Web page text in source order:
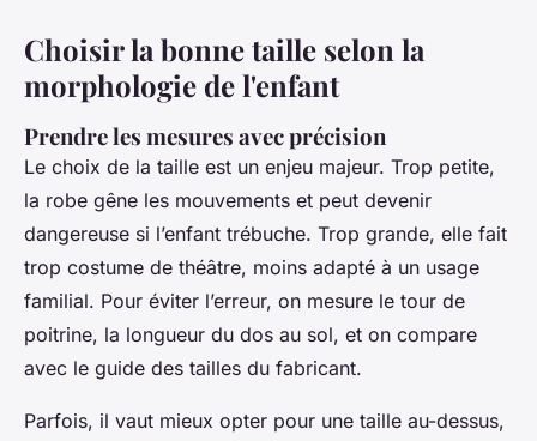
Choisir la bonne taille selon la
morphologie de l'enfant
Prendre les mesures avec précision
Le choix de la taille est un enjeu majeur. Trop petite,
la robe gêne les mouvements et peut devenir
dangereuse si l’enfant trébuche. Trop grande, elle fait
trop costume de théâtre, moins adapté à un usage
familial. Pour éviter l’erreur, on mesure le tour de
poitrine, la longueur du dos au sol, et on compare
avec le guide des tailles du fabricant.
Parfois, il vaut mieux opter pour une taille au-dessus,